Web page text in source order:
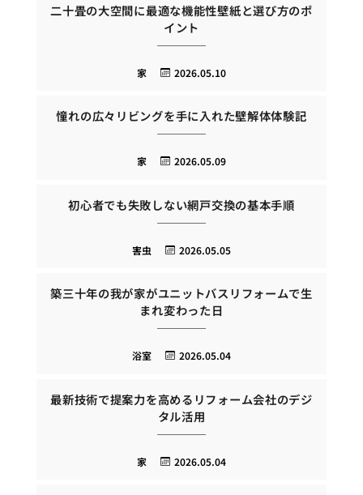
二十畳の大空間に最適な機能性壁紙と選び方のポ
イント
2026.05.10
家
憧れの広々リビングを手に入れた壁解体体験記
2026.05.09
家
初心者でも失敗しない網戸交換の基本手順
2026.05.05
害虫
築三十年の我が家がユニットバスリフォームで生
まれ変わった日
2026.05.04
浴室
最新技術で提案力を高めるリフォーム会社のデジ
タル活用
2026.05.04
家